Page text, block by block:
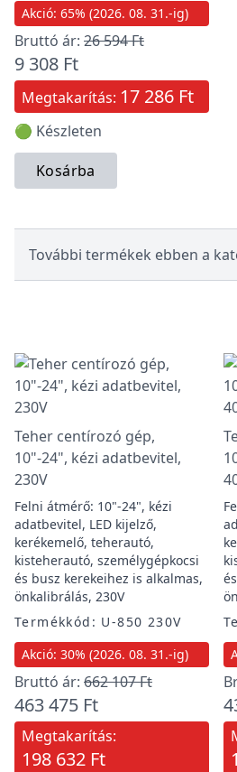
Akció: 65% (2026. 08. 31.-ig)
Bruttó ár: 26 594 Ft
9 308 Ft
Megtakarítás: 17 286 Ft
🟢 Készleten
Kosárba
További termékek ebben a
Teher centírozó gép,
10"-24", kézi adatbevitel,
230V
Felni átmérő: 10"-24", kézi
adatbevitel, LED kijelző,
kerékemelő, teherautó,
kisteherautó, személygépkocsi
és busz kerekeihez is alkalmas,
önkalibrálás, 230V
Termékkód: U-850 230V
Akció: 30% (2026. 08. 31.-ig)
Bruttó ár: 662 107 Ft
463 475 Ft
Megtakarítás:
198 632 Ft